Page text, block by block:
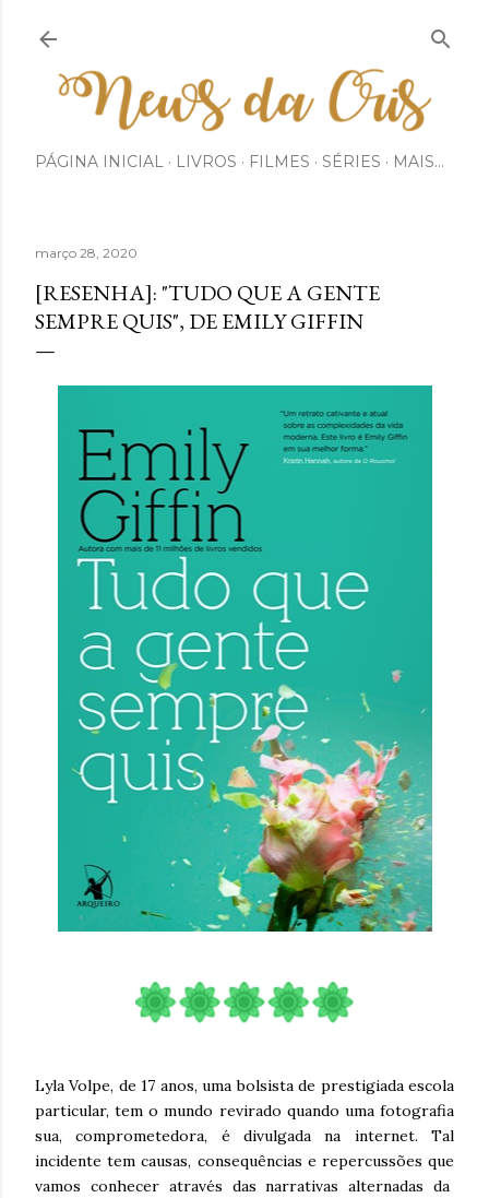
PÁGINA INICIAL LIVROS FILMES SÉRIES MAIS…
março 28, 2020
[RESENHA]: "TUDO QUE A GENTE
SEMPRE QUIS", DE EMILY GIFFIN
Lyla Volpe, de 17 anos, uma bolsista de prestigiada escola
particular, tem o mundo revirado quando uma fotografia
sua, comprometedora, é divulgada na internet. Tal
incidente tem causas, consequências e repercussões que
vamos conhecer através das narrativas alternadas da